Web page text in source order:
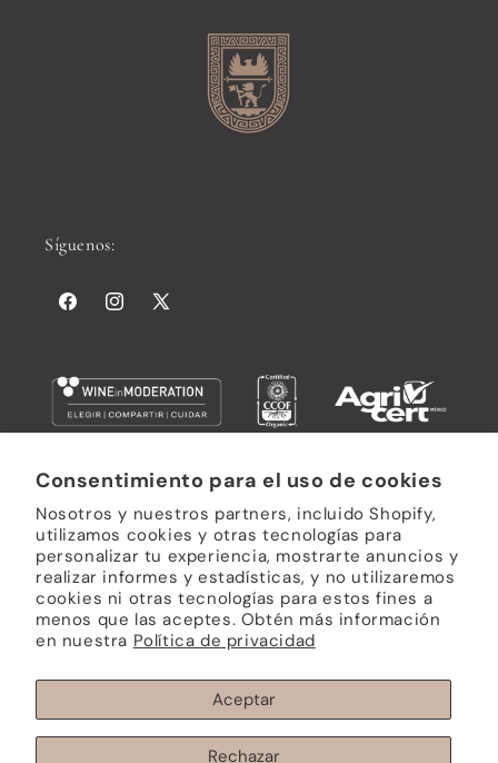
Consentimiento para el uso de cookies
Nosotros y nuestros partners, incluido Shopify,
utilizamos cookies y otras tecnologías para
personalizar tu experiencia, mostrarte anuncios y
realizar informes y estadísticas, y no utilizaremos
cookies ni otras tecnologías para estos fines a
menos que las aceptes. Obtén más información
en nuestra Política de privacidad
Aceptar
Rechazar
Síguenos:
FacebookInstagram
X
Subscribe a Nuestro Boletín
Correo electrónico
pago
© 2026,L.A. CETTO Tecnología de Shopify Política de privacidad
Política de reembolso Términos del servicio